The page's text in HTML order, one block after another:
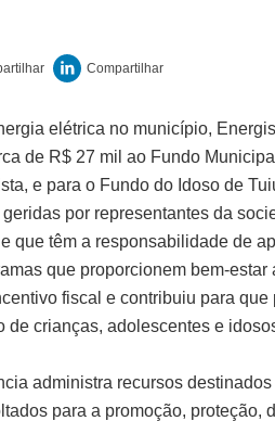
elétrica no município,
de R$ 27 mil ao Fundo
e para o Fundo do Idoso de
por representantes da
que têm a responsabilidade de
que proporcionem bem-estar
fiscal e contribuiu para que
de crianças, adolescentes e
administra recursos
para a promoção, proteção,